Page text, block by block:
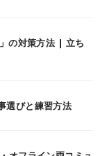
の対策方法 | 立ち
選びと練習方法